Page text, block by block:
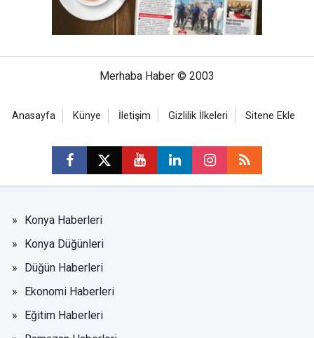
Merhaba Haber © 2003
Anasayfa Künye İletişim Gizlilik İlkeleri Sitene Ekle
Konya Haberleri
Konya Düğünleri
Düğün Haberleri
Ekonomi Haberleri
Eğitim Haberleri